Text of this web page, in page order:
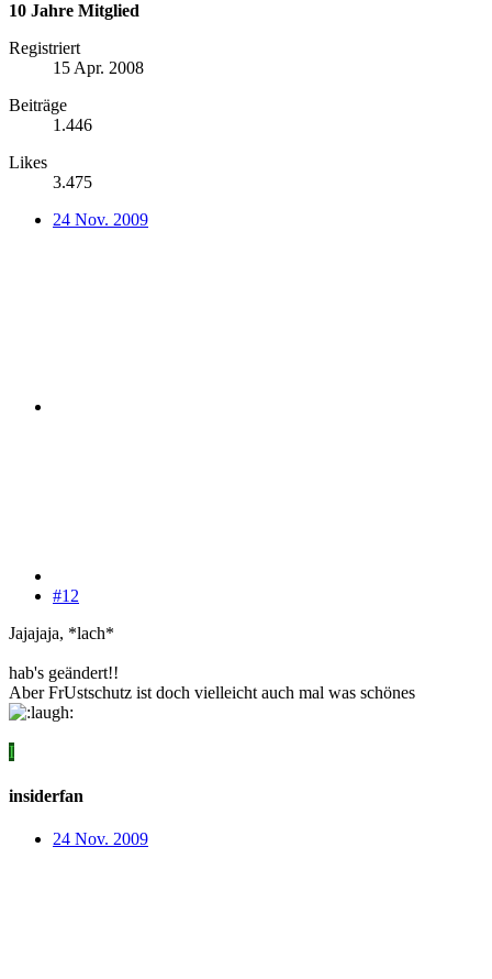
10 Jahre Mitglied
Registriert
15 Apr. 2008
Beiträge
1.446
Likes
3.475
24 Nov. 2009
#12
Jajajaja, *lach*
hab's geändert!!
Aber FrUstschutz ist doch vielleicht auch mal was schönes
I
insiderfan
24 Nov. 2009